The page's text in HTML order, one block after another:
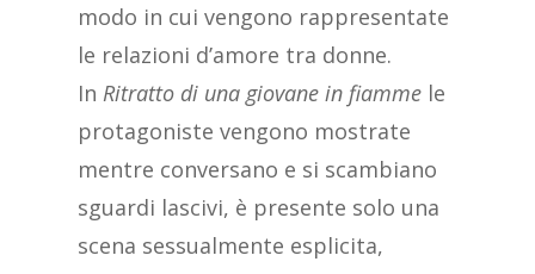
modo in cui vengono rappresentate
le relazioni d’amore tra donne.
In Ritratto di una giovane in fiammele
protagoniste vengono mostrate
mentre conversano e si scambiano
sguardi lascivi, è presente solo una
scena sessualmente esplicita,